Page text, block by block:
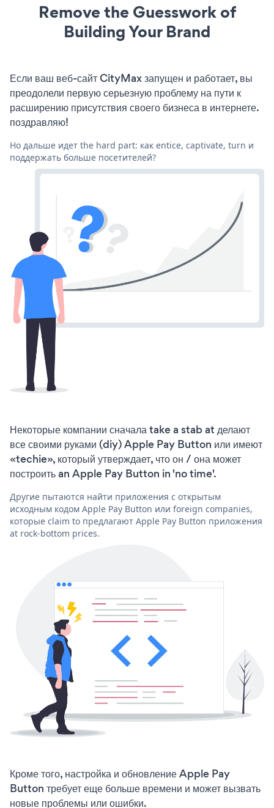
Remove the Guesswork of
Building Your Brand
Если ваш веб-сайт CityMax запущен и работает, вы
преодолели первую серьезную проблему на пути к
расширению присутствия своего бизнеса в интернете.
поздравляю!
Но дальше идет the hard part: как entice, captivate, turn и
поддержать больше посетителей?
Некоторые компании сначала take a stab at делают
все своими руками (diy) Apple Pay Button или имеют
«techie», который утверждает, что он / она может
построить an Apple Pay Button in 'no time'.
Другие пытаются найти приложения с открытым
исходным кодом Apple Pay Button или foreign companies,
которые claim to предлагают Apple Pay Button приложения
at rock-bottom prices.
Кроме того, настройка и обновление Apple Pay
Button требует еще больше времени и может вызвать
новые проблемы или ошибки.